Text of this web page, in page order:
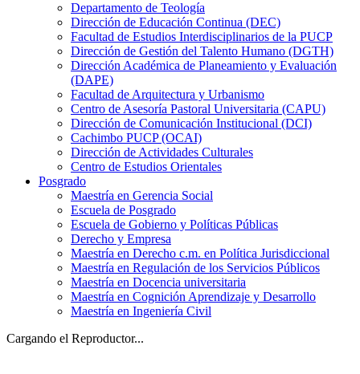
Departamento de Teología
Dirección de Educación Continua (DEC)
Facultad de Estudios Interdisciplinarios de la PUCP
Dirección de Gestión del Talento Humano (DGTH)
Dirección Académica de Planeamiento y Evaluación
(DAPE)
Facultad de Arquitectura y Urbanismo
Centro de Asesoría Pastoral Universitaria (CAPU)
Dirección de Comunicación Institucional (DCI)
Cachimbo PUCP (OCAI)
Dirección de Actividades Culturales
Centro de Estudios Orientales
Posgrado
Maestría en Gerencia Social
Escuela de Posgrado
Escuela de Gobierno y Políticas Públicas
Derecho y Empresa
Maestría en Derecho c.m. en Política Jurisdiccional
Maestría en Regulación de los Servicios Públicos
Maestría en Docencia universitaria
Maestría en Cognición Aprendizaje y Desarrollo
Maestría en Ingeniería Civil
Cargando el Reproductor...